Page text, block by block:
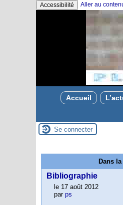
Accessibilité Aller au
Accueil
Se connecter
Dans
Bibliographie
le 17 août 2012
par ps